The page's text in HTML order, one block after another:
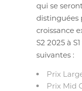
qui se
distinguées
croissance
S2 2025 à
suivantes :
Prix
Prix Mid